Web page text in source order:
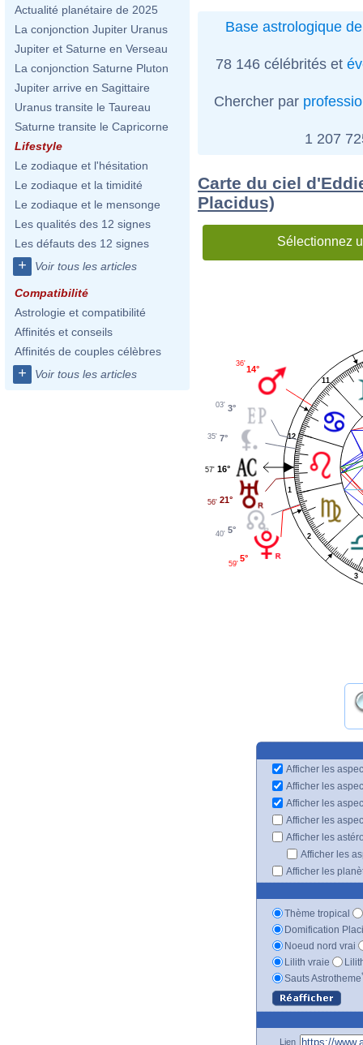
Actualité planétaire de 2025
La conjonction Jupiter Uranus
Jupiter et Saturne en Verseau
La conjonction Saturne Pluton
Jupiter arrive en Sagittaire
Uranus transite le Taureau
Saturne transite le Capricorne
Lifestyle
Le zodiaque et l'hésitation
Le zodiaque et la timidité
Le zodiaque et le mensonge
Les qualités des 12 signes
Les défauts des 12 signes
+ Voir tous les articles
Compatibilité
Astrologie et compatibilité
Affinités et conseils
Affinités de couples célèbres
+ Voir tous les articles
Base astrologique
78 146 célébrités et
Chercher par
1 207
Carte du ciel
Placidus)
Sélectionnez
1
2
3
11
12
14°
36'
3°
03'
7°
35'
16°
57'
21°
56'
5°
40'
5°
59'
Afficher les
Afficher les
Afficher les
Afficher les
Afficher les
Afficher les
Afficher les
Thème tropical
Domification
Noeud nord vrai
Lilith vraie
Sauts Astrotheme
Lien